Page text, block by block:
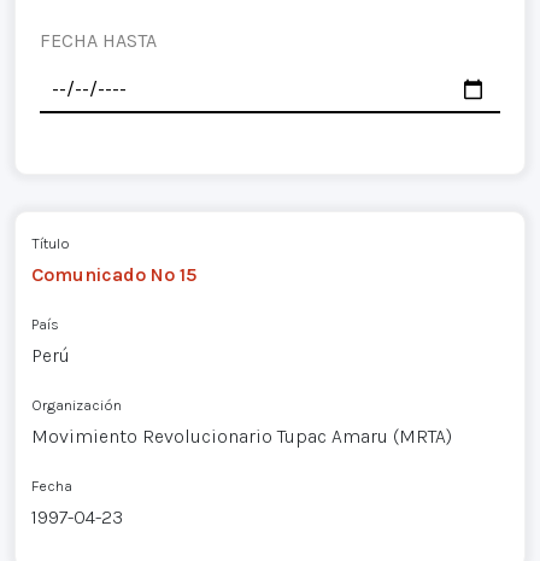
FECHA HASTA
Título
Comunicado Nº 15
País
Perú
Organización
Movimiento Revolucionario Tupac Amaru (MRTA)
Fecha
1997-04-23